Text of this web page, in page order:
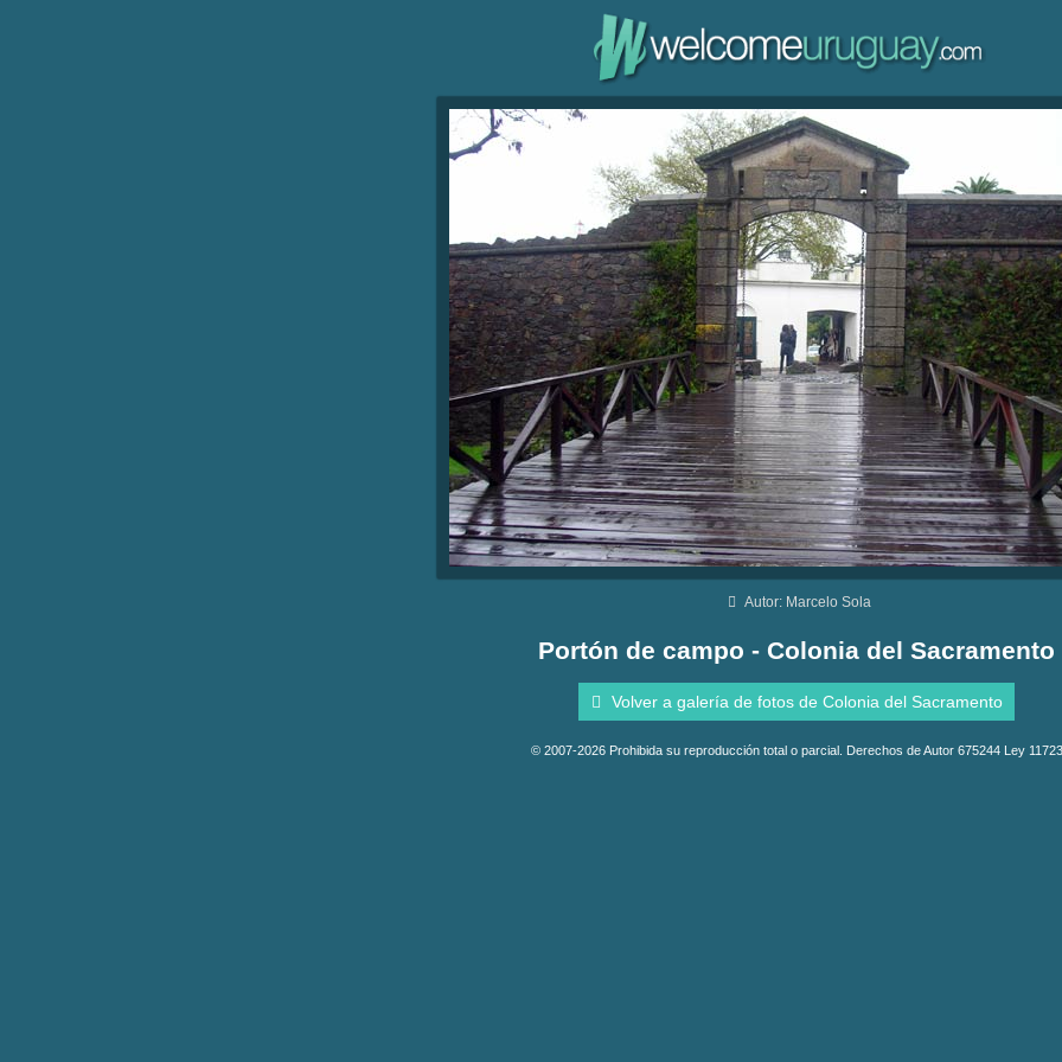
Autor: Marcelo Sola
Portón de campo - Colonia del Sacramento
Volver a galería de fotos de Colonia del Sacramento
© 2007-2026 Prohibida su reproducción total o parcial. Derechos de Autor 675244 Ley 11723